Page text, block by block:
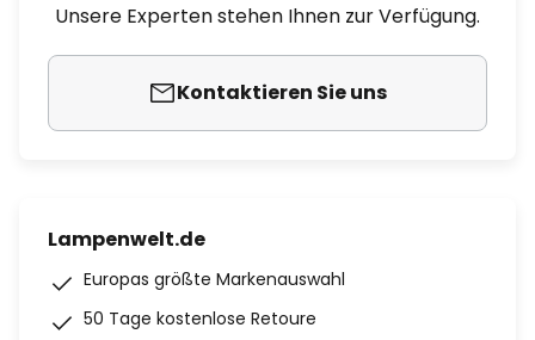
Unsere Experten stehen Ihnen zur Verfügung.
Kontaktieren Sie uns
Lampenwelt.de
Europas größte Markenauswahl
50 Tage kostenlose Retoure